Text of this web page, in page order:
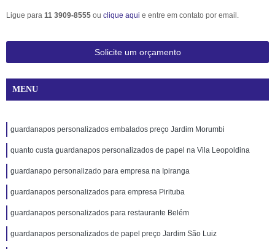
Ligue para 11 3909-8555 ou clique aqui e entre em contato por email.
Solicite um orçamento
MENU
guardanapos personalizados embalados preço Jardim Morumbi
quanto custa guardanapos personalizados de papel na Vila Leopoldina
guardanapo personalizado para empresa na Ipiranga
guardanapos personalizados para empresa Pirituba
guardanapos personalizados para restaurante Belém
guardanapos personalizados de papel preço Jardim São Luiz